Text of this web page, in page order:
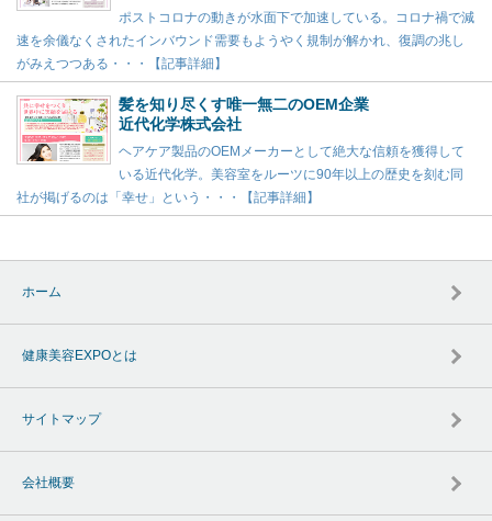
ポストコロナの動きが水面下で加速している。コロナ禍で減
速を余儀なくされたインバウンド需要もようやく規制が解かれ、復調の兆し
がみえつつある・・・【記事詳細】
髪を知り尽くす唯一無二のOEM企業
近代化学株式会社
ヘアケア製品のOEMメーカーとして絶大な信頼を獲得して
いる近代化学。美容室をルーツに90年以上の歴史を刻む同
社が掲げるのは「幸せ」という・・・【記事詳細】
ホーム
健康美容EXPOとは
サイトマップ
会社概要